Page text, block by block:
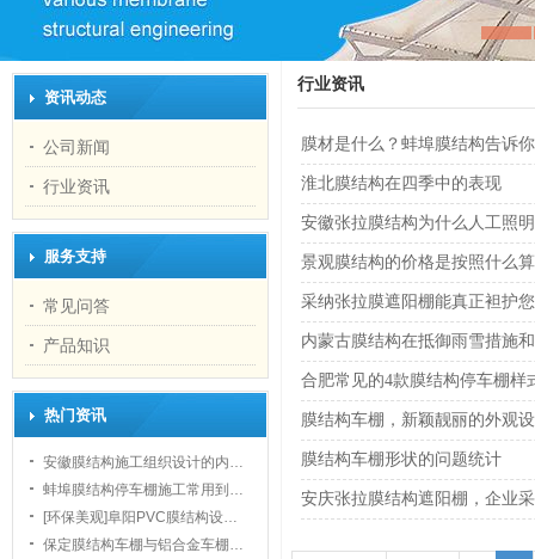
资讯动态
公司新闻
行业资讯
服务支持
常见问答
产品知识
热门资讯
安徽膜结构施工组织设计的内…
蚌埠膜结构停车棚施工常用到…
[环保美观]阜阳PVC膜结构设…
保定膜结构车棚与铝合金车棚…
行业资讯
膜材是什么？蚌埠膜结构告诉你
淮北膜结构在四季中的表现
安徽张拉膜结构为什么人工照
景观膜结构的价格是按照什么
采纳张拉膜遮阳棚能真正袒护
内蒙古膜结构在抵御雨雪措施
合肥常见的4款膜结构停车棚样
膜结构车棚，新颖靓丽的外观
膜结构车棚形状的问题统计
安庆张拉膜结构遮阳棚，企业